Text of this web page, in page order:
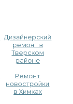
Дизайнерский
ремонт в
Тверском
районе
Ремонт
новостройки
в Химках